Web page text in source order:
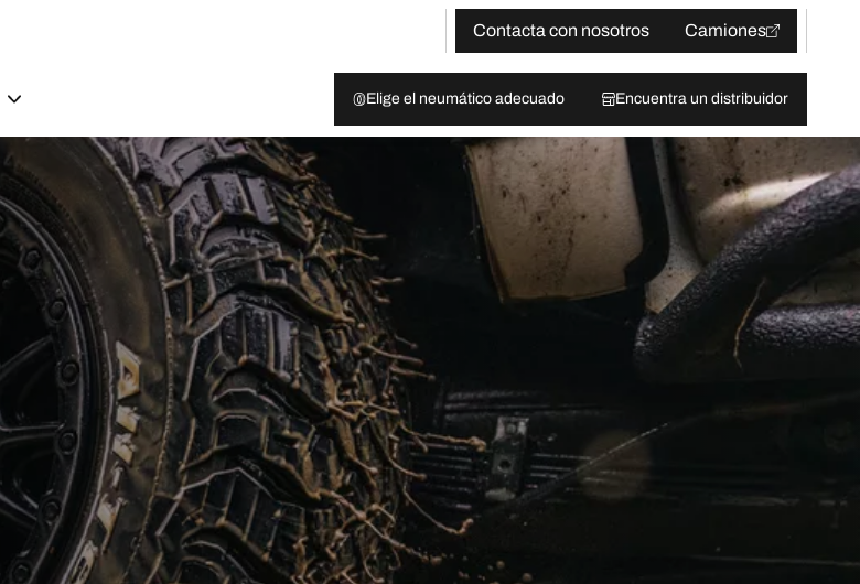
Contacta con nosotros
Camiones
Elige el neumático adecuado Encuentra un distribuidor